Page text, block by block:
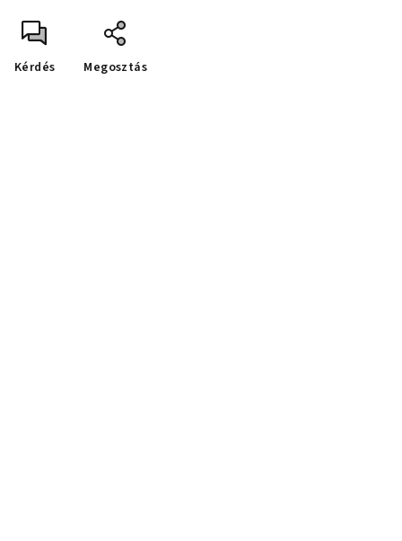
Kérdés Megosztás